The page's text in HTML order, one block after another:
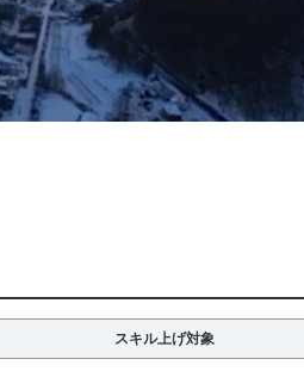
スキル上げ対象